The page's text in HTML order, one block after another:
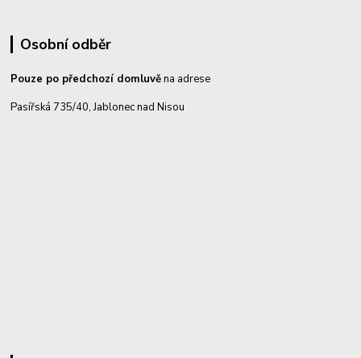
Osobní odběr
Pouze po předchozí domluvěna adrese
Pasířská 735/40, Jablonec nad Nisou